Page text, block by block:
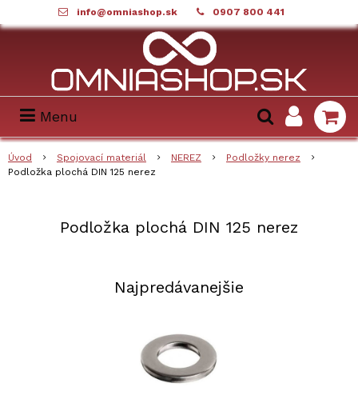
info@omniashop.sk 0907 800 441
Menu
Úvod Spojovací materiál NEREZ
Podložky nerez
Podložka plochá DIN 125 nerez
Podložka plochá DIN 125 nerez
Najpredávanejšie